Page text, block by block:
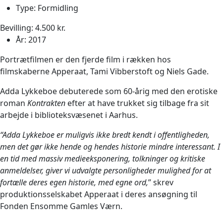
Type: Formidling
Bevilling: 4.500 kr.
År: 2017
Portrætfilmen er den fjerde film i rækken hos
filmskaberne Apperaat, Tami Vibberstoft og Niels Gade.
Adda Lykkeboe debuterede som 60-årig med den erotiske
roman Kontrakten efter at have trukket sig tilbage fra sit
arbejde i biblioteksvæsenet i Aarhus.
“Adda Lykkeboe er muligvis ikke bredt kendt i offentligheden,
men det gør ikke hende og hendes historie mindre interessant. I
en tid med massiv medieeksponering, tolkninger og kritiske
anmeldelser, giver vi udvalgte personligheder mulighed for at
fortælle deres egen historie, med egne ord,” skrev
produktionsselskabet Apperaat i deres ansøgning til
Fonden Ensomme Gamles Værn.